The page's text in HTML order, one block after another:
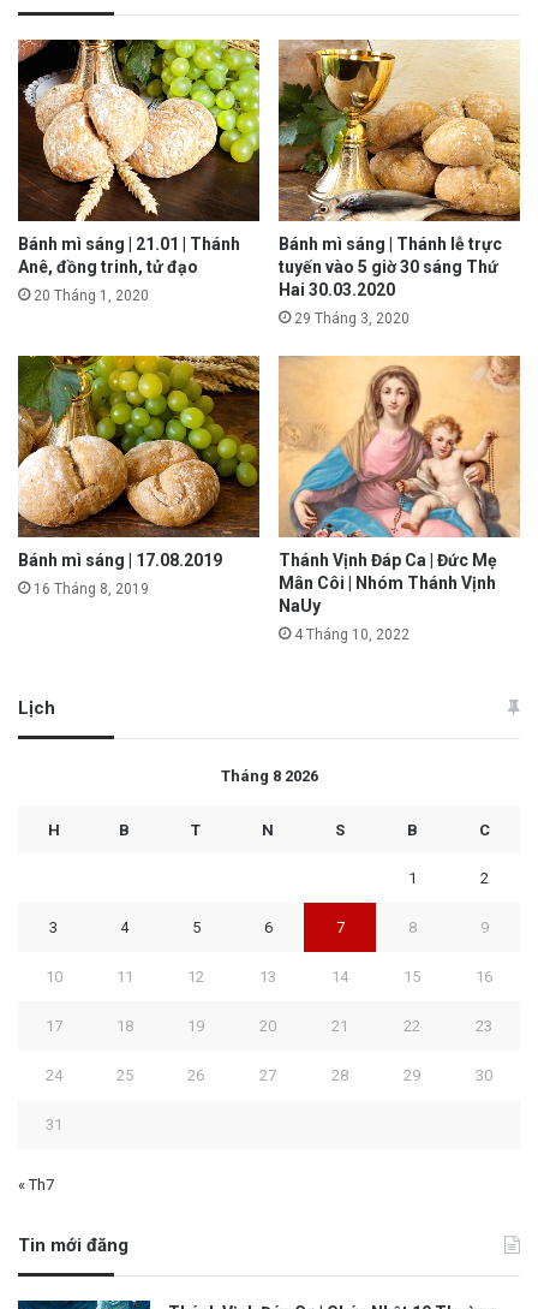
Bánh mì sáng | 21.01 | Thánh
Anê, đồng trinh, tử đạo
20 Tháng 1, 2020
Bánh mì sáng | Thánh lễ trực
tuyến vào 5 giờ 30 sáng Thứ
Hai 30.03.2020
29 Tháng 3, 2020
Bánh mì sáng | 17.08.2019
16 Tháng 8, 2019
Thánh Vịnh Đáp Ca | Đức Mẹ
Mân Côi | Nhóm Thánh Vịnh
NaUy
4 Tháng 10, 2022
Lịch
Tháng 8 2026
H B T N S B C
1 2
3 4 5 6 7 8 9
10 11 12 13 14 15 16
17 18 19 20 21 22 23
24 25 26 27 28 29 30
31
« Th7
Tin mới đăng